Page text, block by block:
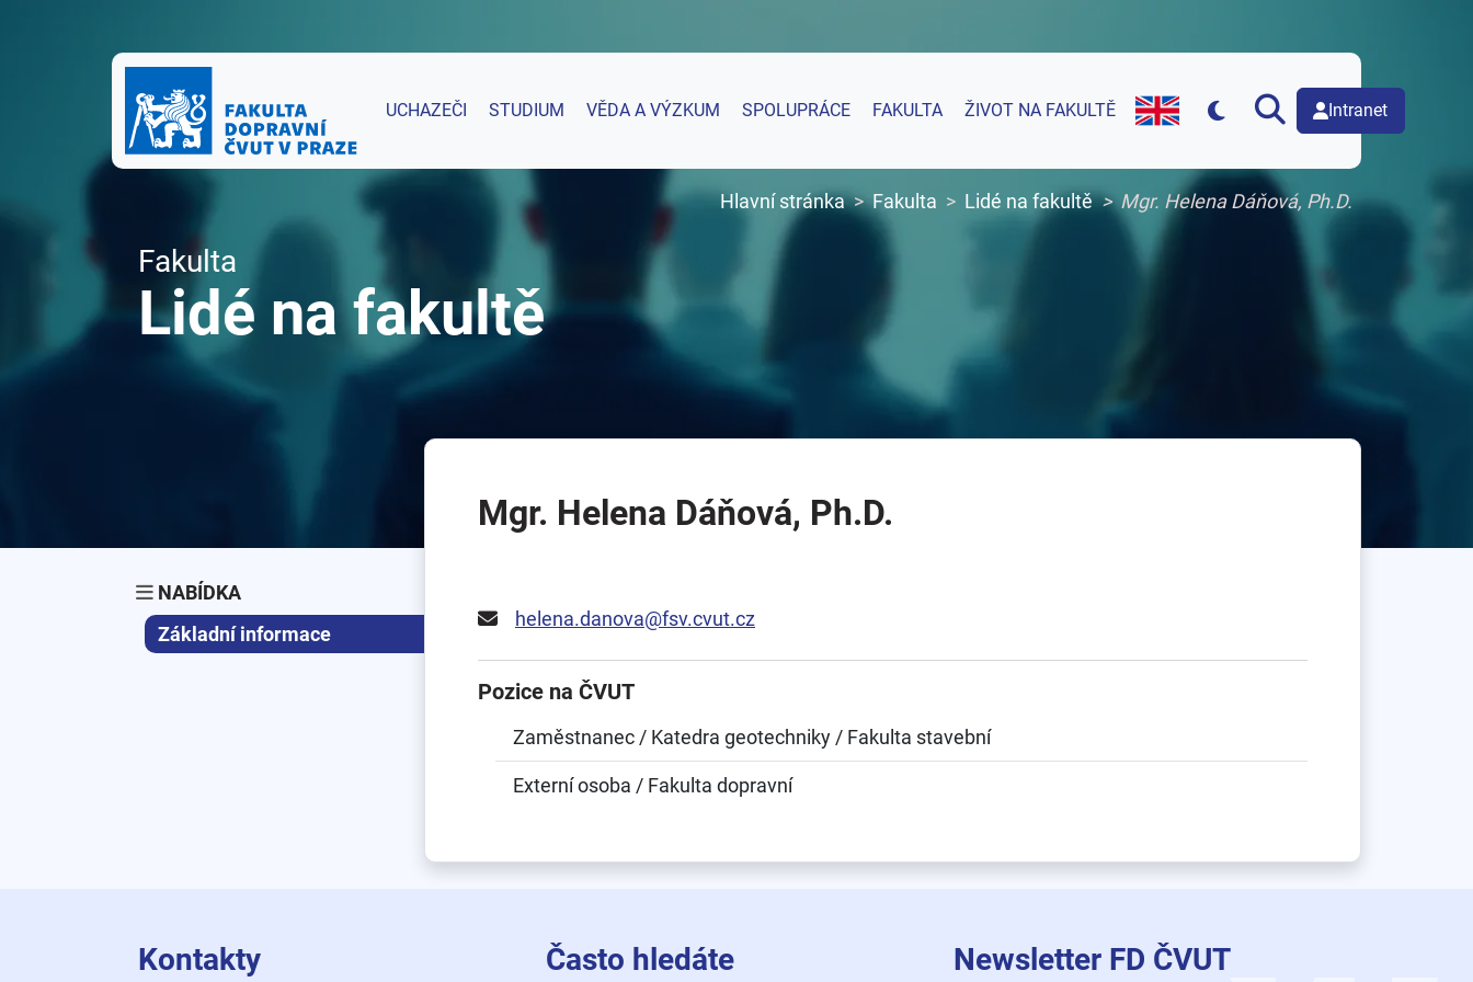
UCHAZEČI STUDIUM VĚDA A VÝZKUM SPOLUPRÁCE FAKULTA ŽIVOT NA FAKULTĚ
English version of web page
Intranet
Hlavní stránka Fakulta Lidé na fakultě Mgr. Helena Dáňová, Ph.D.
Fakulta
Lidé na fakultě
NABÍDKA
Základní informace
Mgr. Helena Dáňová, Ph.D.
helena.danova@fsv.cvut.cz
Pozice na ČVUT
Zaměstnanec / Katedra geotechniky / Fakulta stavební
Externí osoba / Fakulta dopravní
Kontakty Často hledáte Newsletter FD ČVUT